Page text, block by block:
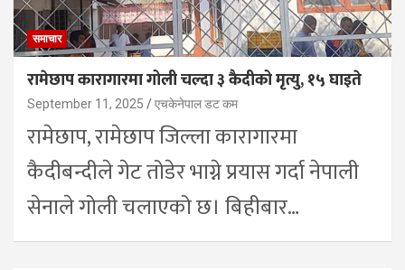
समाचार
रामेछाप कारागारमा गोली चल्दा ३ कैदीको मृत्यु, १५ घाइते
September 11, 2025 एचकेनेपाल डट कम
रामेछाप, रामेछाप जिल्ला कारागारमा
कैदीबन्दीले गेट तोडेर भाग्ने प्रयास गर्दा नेपाली
सेनाले गोली चलाएको छ। बिहीबार…